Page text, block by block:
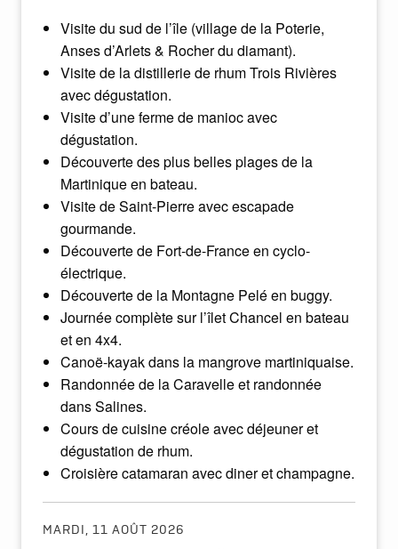
Visite du sud de l’île (village de la Poterie,
Anses d’Arlets & Rocher du diamant).
Visite de la distillerie de rhum Trois Rivières
avec dégustation.
Visite d’une ferme de manioc avec
dégustation.
Découverte des plus belles plages de la
Martinique en bateau.
Visite de Saint-Pierre avec escapade
gourmande.
Découverte de Fort-de-France en cyclo-
électrique.
Découverte de la Montagne Pelé en buggy.
Journée complète sur l’îlet Chancel en bateau
et en 4x4.
Canoë-kayak dans la mangrove martiniquaise.
Randonnée de la Caravelle et randonnée
dans Salines.
Cours de cuisine créole avec déjeuner et
dégustation de rhum.
Croisière catamaran avec diner et champagne.
MARDI, 11 AOÛT 2026